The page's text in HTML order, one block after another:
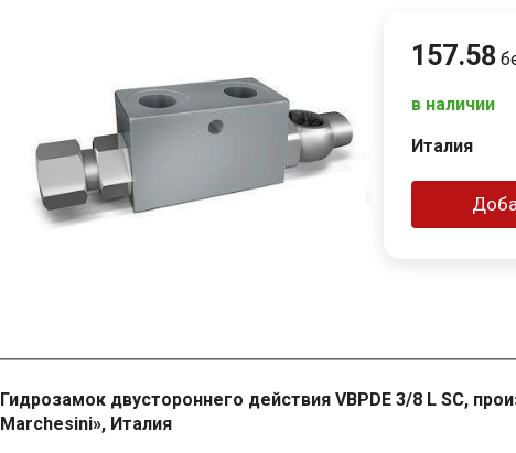
157.58
в наличии
Италия
Гидрозамок двустороннего действия VBPDE 3/8 L SC,
Marchesini», Италия